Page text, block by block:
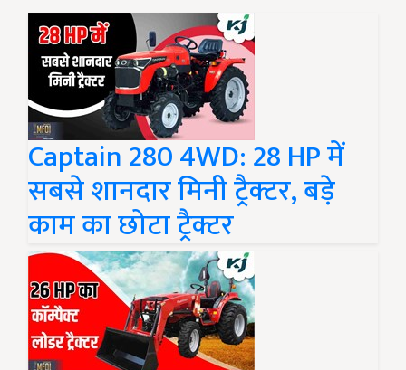
Captain 280 4WD: 28 HP में
सबसे शानदार मिनी ट्रैक्टर, बड़े
काम का छोटा ट्रैक्टर